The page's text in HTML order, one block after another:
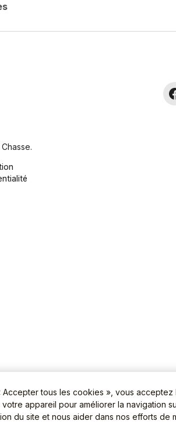
Accepter tous les cookies », vous
appareil pour améliorer la navigation
du site et nous aider dans nos efforts de